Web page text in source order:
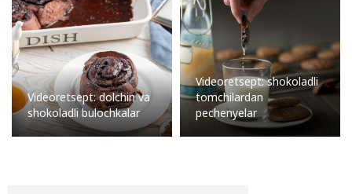
Videoretsept: dolchin va
shokoladli bulochkalar
Videoretsept: shokoladli
tomchilardan
pechenyelar